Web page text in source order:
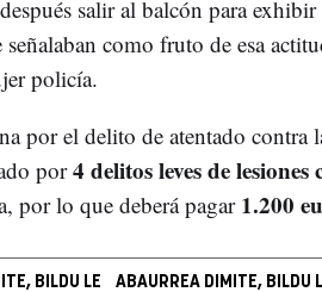
salir al balcón para
señalaban como fruto de esa
policía.
por el delito de atentado contra
por4 delitos leves de lesiones
por lo que deberá pagar 1.200
ABAURREA DIMITE, BILDU